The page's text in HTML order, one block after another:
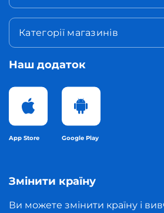
Категорії магазинів
Наш додаток
App Store Google Play
Змінити країну
Ви можете змінити країну і